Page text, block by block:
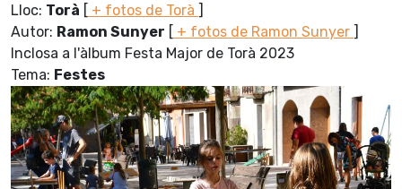
Lloc: Torà [ + fotos de Torà ]
Autor: Ramon Sunyer [ + fotos de Ramon Sunyer ]
Inclosa a l'àlbum Festa Major de Torà 2023
Tema: Festes